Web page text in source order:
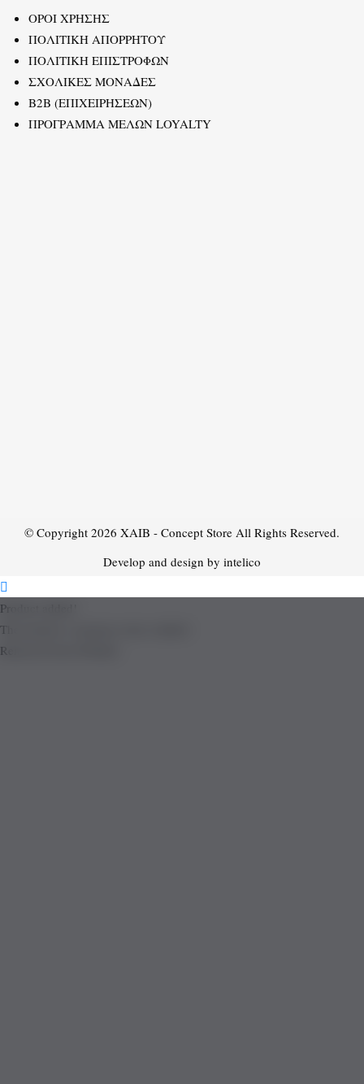
ΟΡΟΙ ΧΡΗΣΗΣ
ΠΟΛΙΤΙΚΗ ΑΠΟΡΡΗΤΟΥ
ΠΟΛΙΤΙΚΗ ΕΠΙΣΤΡΟΦΩΝ
ΣΧΟΛΙΚΕΣ ΜΟΝΑΔΕΣ
B2B (ΕΠΙΧΕΙΡΗΣΕΩΝ)
ΠΡΟΓΡΑΜΜΑ ΜΕΛΩΝ LOYALTY
© Copyright 2026 XAIB - Concept Store All Rights Reserved.
Develop and design by intelico
Product added!
The product is already in the wishlist!
Removed from Wishlist